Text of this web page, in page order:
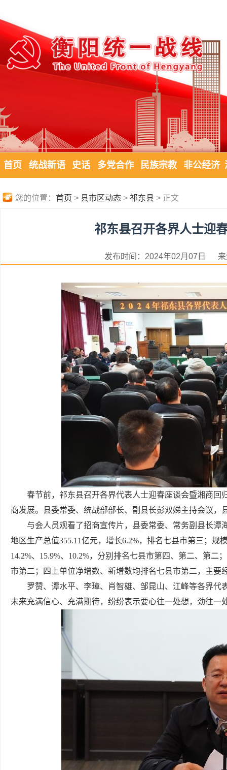
首页 统战新语 史话 多党合作 民族宗教 非公经济
您的位置： 首页 > 县市区动态 > 祁东县 > 正文
祁东县召开各界人士迎
发布时间：2024年02月07日
春节前，祁东县召开各界代表人士迎春座谈会暨湘商
商发展。 县委常委、统战部部长、副县长彭双娣主持会议，
与会人员观看了招商宣传片，县委常委、常务副县长谭
地区生产总值355.11亿元，增长6.2%，排名七县市第三；
14.2%、15.9%、10.2%，分别排名七县市第四、第二、第二
市第二；四上单位净增数、新增数均排名七县市第二，主
罗赞、谭水平、李璋、肖智雄、邹昆山、江峰等各界
未来充满信心、充满期待，纷纷表示要心往一处想，劲往一